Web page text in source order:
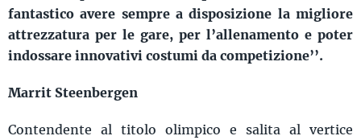
fantastico avere sempre a disposizione la migliore
attrezzatura per le gare, per l’allenamento e poter
indossare innovativi costumi da competizione’’.
Marrit Steenbergen
Contendente al titolo olimpico e salita al vertice